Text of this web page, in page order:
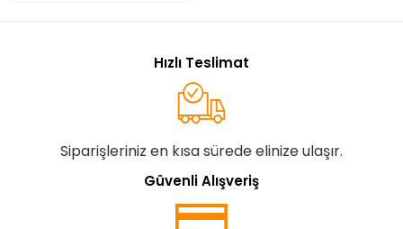
Hızlı Teslimat
Siparişleriniz en kısa sürede elinize ulaşır.
Güvenli Alışveriş